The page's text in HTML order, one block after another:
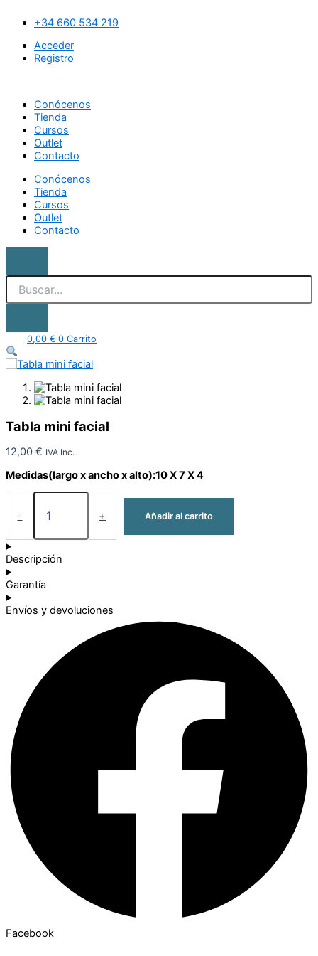
contenido
+34 660 534 219
Acceder
Registro
Conócenos
Tienda
Cursos
Outlet
Contacto
Conócenos
Tienda
Cursos
Outlet
Contacto
0,00 € 0 Carrito
Tabla mini facial
12,00 € IVA Inc.
Medidas(largo x ancho x alto):10 X 7 X 4
-
mini
cantidad
+ Añadir al carrito
Descripción
Garantía
Envíos y devoluciones
Facebook